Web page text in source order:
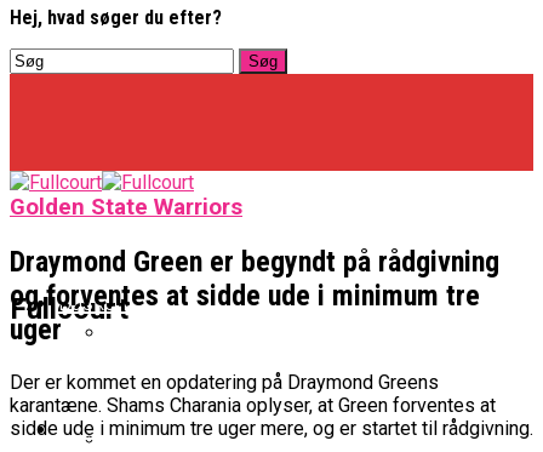
Hej, hvad søger du efter?
Fullcourt
Basketligaen
Officielt: Vejen Gafler Dansker Hos Rabbits
NBA
Golden State Warriors
Draymond Green er begyndt på rådgivning
og forventes at sidde ude i minimum tre
uger
Der er kommet en opdatering på Draymond Greens
karantæne. Shams Charania oplyser, at Green forventes at
sidde ude i minimum tre uger mere, og er startet til rådgivning.